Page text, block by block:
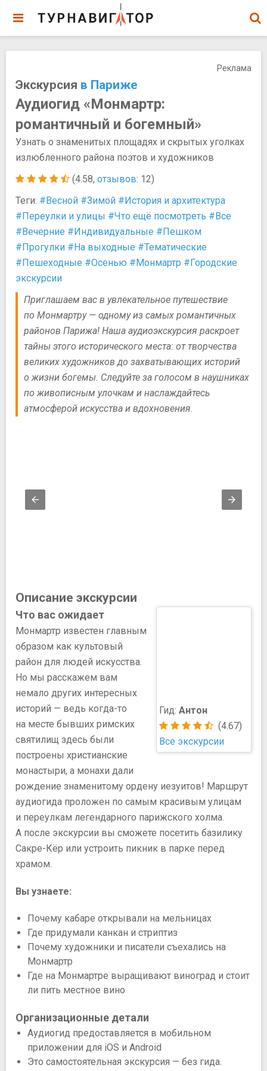
Реклама
Экскурсия в Париже
Аудиогид «Монмартр:
романтичный и богемный»
Узнать о знаменитых площадях и скрытых уголках
излюбленного района поэтов и художников
(4.58, отзывов: 12)
Теги: #Весной #Зимой #История и архитектура
#Переулки и улицы #Что ещё посмотреть #Все
#Вечерние #Индивидуальные #Пешком
#Прогулки #На выходные #Тематические
#Пешеходные #Осенью #Монмартр #Городские
экскурсии
Приглашаем вас в увлекательное путешествие
по Монмартру — одному из самых романтичных
районов Парижа! Наша аудиоэкскурсия раскроет
тайны этого исторического места: от творчества
великих художников до захватывающих историй
о жизни богемы. Следуйте за голосом в наушниках
по живописным улочкам и наслаждайтесь
атмосферой искусства и вдохновения.
Описание экскурсии
Гид: Антон
(4.67)
Все экскурсии
Что вас ожидает
Монмартр известен главным
образом как культовый
район для людей искусства.
Но мы расскажем вам
немало других интересных
историй — ведь когда-то
на месте бывших римских
святилищ здесь были
построены христианские
монастыри, а монахи дали
рождение знаменитому ордену иезуитов! Маршрут
аудиогида проложен по самым красивым улицам
и переулкам легендарного парижского холма.
А после экскурсии вы сможете посетить базилику
Сакре-Кёр или устроить пикник в парке перед
храмом.
Вы узнаете:
Почему кабаре открывали на мельницах
Где придумали канкан и стриптиз
Почему художники и писатели съехались на
Монмартр
Где на Монмартре выращивают виноград и стоит
ли пить местное вино
Организационные детали
Аудиогид предоставляется в мобильном
приложении для iOS и Android
Это самостоятельная экскурсия — без гида.